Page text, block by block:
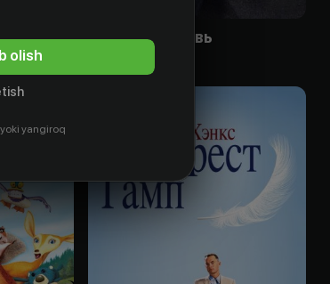
Верю в любовь
olish
yangiroq